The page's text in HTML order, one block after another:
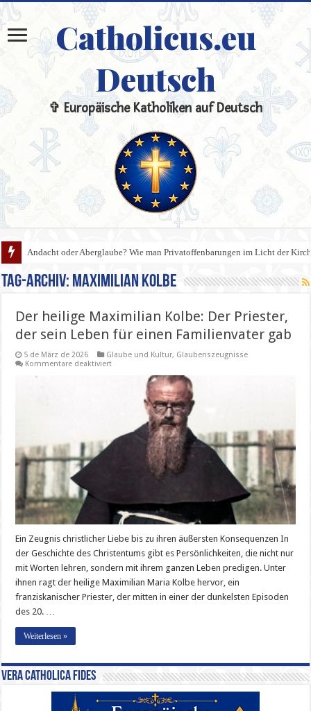
Catholicus.eu
Deutsch
✞ Europäische Katholiken auf Deutsch
Andacht oder Aberglaube? Wie man Privatoffenbarungen im Licht der
Tag-Archiv: Maximilian Kolbe
Der heilige Maximilian Kolbe: Der Priester,
der sein Leben für einen Familienvater gab
5 de März de 2026 Glaube und Kultur, Glaubenszeugnisse
Kommentare deaktiviertfür
Maximilian
sein
Leben
Familienvater
Ein Zeugnis christlicher Liebe bis zu ihren äußersten Konsequenzen In
der Geschichte des Christentums gibt es Persönlichkeiten, die nicht nur
mit Worten lehren, sondern mit ihrem ganzen Leben predigen. Unter
ihnen ragt der heilige Maximilian Maria Kolbe hervor, ein
franziskanischer Priester, der mitten in einer der dunkelsten Episoden
des 20. …
Weiterlesen »
Vera Catholica Fides